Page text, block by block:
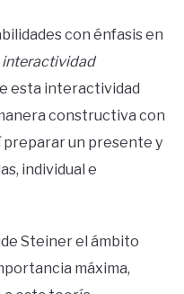
con énfasis en
interactividad
esta interactividad
constructiva con
preparar un presente y
individual e
Steiner el ámbito
máxima,